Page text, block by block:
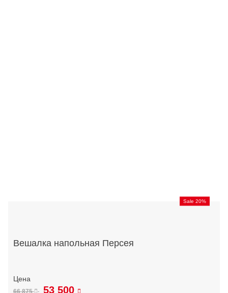
Sale 20%
Вешалка напольная Персея
66 875 53 500